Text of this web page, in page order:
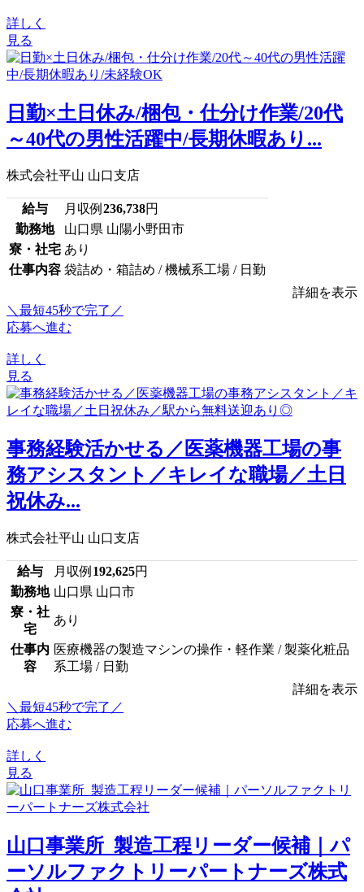
詳しく
見る
日勤×土日休み/梱包・仕分け作業/20代
～40代の男性活躍中/長期休暇あり...
株式会社平山 山口支店
給与 月収例 236,738円
勤務地
山口県 山陽小野田市
寮・社宅 あり
仕事内容 袋詰め・箱詰め / 機械系工場 / 日勤
詳細を表示
＼最短45秒で完了／
応募へ進む
詳しく
見る
事務経験活かせる／医薬機器工場の事
務アシスタント／キレイな職場／土日
祝休み...
株式会社平山 山口支店
給与 月収例 192,625円
勤務地 山口県 山口市
寮・社
宅
あり
仕事内
容
医療機器の製造マシンの操作・軽作業 / 製薬化粧品
系工場 / 日勤
詳細を表示
＼最短45秒で完了／
応募へ進む
詳しく
見る
山口事業所_製造工程リーダー候補｜パ
ーソルファクトリーパートナーズ株式